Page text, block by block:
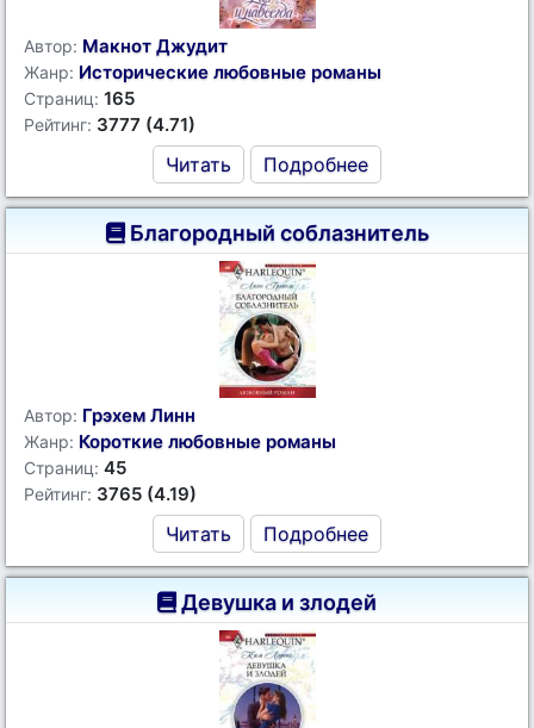
Автор: Макнот Джудит
Жанр: Исторические любовные романы
Страниц: 165
Рейтинг: 3777 (4.71)
Читать Подробнее
Благородный соблазнитель
Автор: Грэхем Линн
Жанр: Короткие любовные романы
Страниц: 45
Рейтинг: 3765 (4.19)
Читать Подробнее
Девушка и злодей